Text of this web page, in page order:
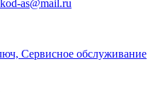
as@mail.ru
Сервисное обслуживание